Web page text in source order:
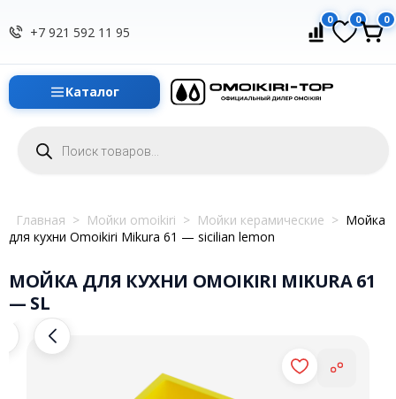
+7 921 592 11 95
0 0 0
Каталог
товаров
Главная > Мойки omoikiri > Мойки керамические > Мойка
для кухни Omoikiri Mikura 61 — sicilian lemon
МОЙКА ДЛЯ КУХНИ OMOIKIRI MIKURA 61
— SL